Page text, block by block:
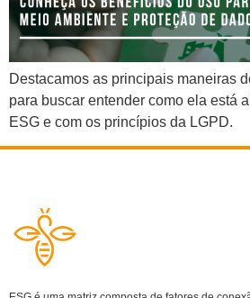
Destacamos as principais maneiras
para buscar entender como ela está
ESG e com os princípios da LGPD.